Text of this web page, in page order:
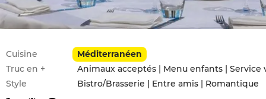
Infos pratiques
Cuisine
Méditerranéen
Truc en +
Animaux acceptés | Menu enfants | Service
Style
Bistro/Brasserie | Entre amis | Romantique